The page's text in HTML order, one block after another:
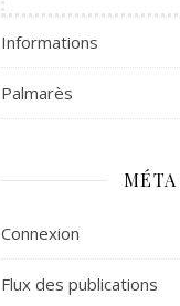
Informations
Palmarès
MÉTA
Connexion
Flux des publications